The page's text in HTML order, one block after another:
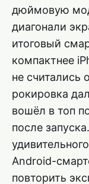
дюймовую
диагонали
итоговый
компактнее
не считались
рокировка
вошёл в топ
после
Android-
повторить